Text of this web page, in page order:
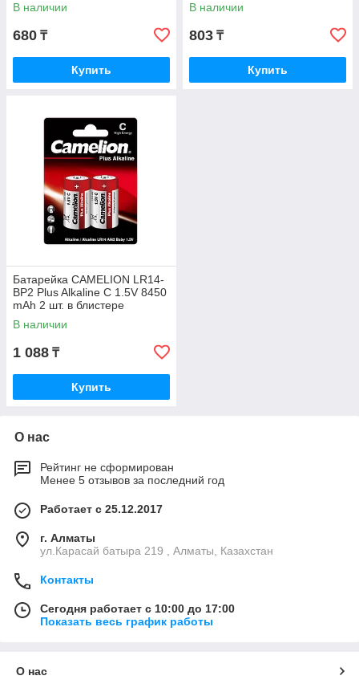
В наличии
680 ₸
Купить
В наличии
803 ₸
Купить
Батарейка CAMELION LR14-
BP2 Plus Alkaline C 1.5V 8450
mAh 2 шт. в блистере
В наличии
1 088 ₸
Купить
О нас
Рейтинг не сформирован
Менее 5 отзывов за последний год
Работает с 25.12.2017
г. Алматы
ул.Карасай батыра 219 , Алматы, Казахстан
Контакты
Сегодня работает с 10:00 до 17:00
Показать весь график работы
О нас